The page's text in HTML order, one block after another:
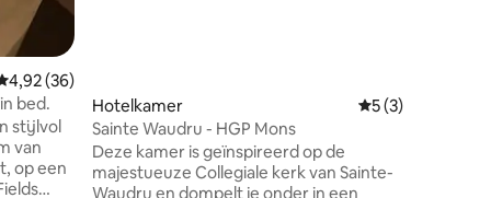
beoordeling van 4,92 uit 5, 36 recensies
4,92 (36)
bed.
stijlvol
van
op een
Hotelkamer Gemiddelde
5 (3)
Sainte Waudru - HGP Mons
Deze kamer is geïnspireerd op de
majestueuze Collegiale kerk van Sainte-
Waudru en dompelt je onder in een